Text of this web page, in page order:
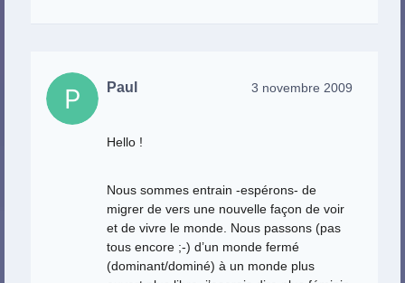
Paul 3 novembre 2009
Hello !
Nous sommes entrain -espérons- de
migrer de vers une nouvelle façon de voir
et de vivre le monde. Nous passons (pas
tous encore ;-) d’un monde fermé
(dominant/dominé) à un monde plus